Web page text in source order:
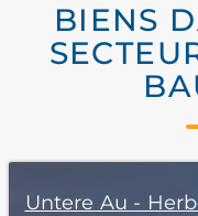
BIENS
Untere Au -